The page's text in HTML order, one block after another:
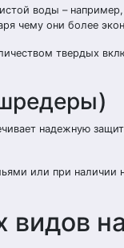
воды –
чему они более
твердых
надежную
или при наличии